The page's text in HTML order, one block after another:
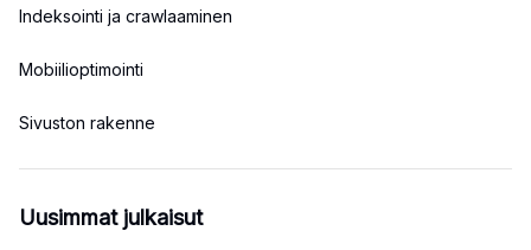
Indeksointi ja crawlaaminen
Mobiilioptimointi
Sivuston rakenne
Uusimmat julkaisut